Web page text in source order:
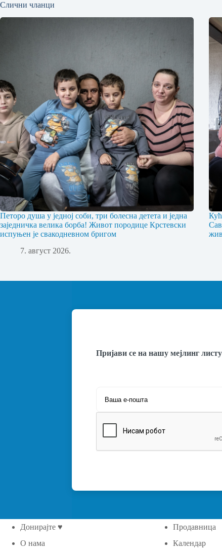
Слични чланци
Петоро душа у једној соби, три болесна детета и једна
заједничка велика борба! Живот породице Крстевски
испуњен је свакодневном бригом
7. август 2026.
Пријави се на нашу мејлинг листу
Донирајте ♥
О нама
Продавница
Календар